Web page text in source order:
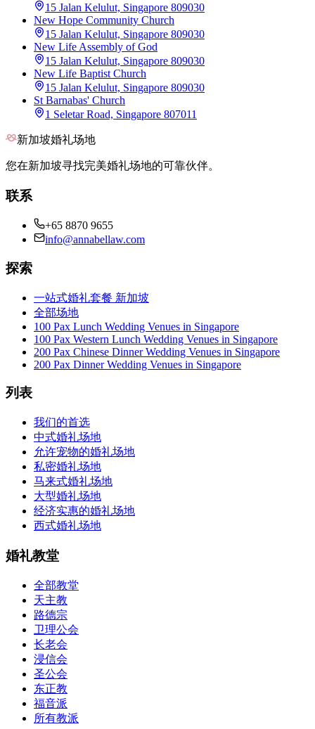
15 Jalan Kelulut, Singapore 809030
New Hope Community Church
15 Jalan Kelulut, Singapore 809030
New Life Assembly of God
15 Jalan Kelulut, Singapore 809030
New Life Baptist Church
15 Jalan Kelulut, Singapore 809030
St Barnabas' Church
1 Seletar Road, Singapore 807011
新加坡婚礼场地
您在新加坡寻找完美婚礼场地的可靠伙伴。
联系
+65 8870 9655
info@annabellaw.com
探索
一站式婚礼套餐 新加坡
全部场地
100 Pax Lunch Wedding Venues in Singapore
100 Pax Western Lunch Wedding Venues in Singapore
200 Pax Chinese Dinner Wedding Venues in Singapore
200 Pax Dinner Wedding Venues in Singapore
列表
我们的首选
中式婚礼场地
允许宠物的婚礼场地
私密婚礼场地
马来式婚礼场地
大型婚礼场地
经济实惠的婚礼场地
西式婚礼场地
婚礼教堂
全部教堂
天主教
路德宗
卫理公会
长老会
浸信会
圣公会
东正教
福音派
所有教派